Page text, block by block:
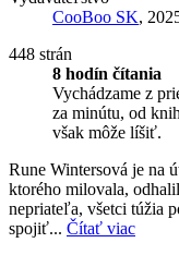
CooBoo SK,
448 strán
8 hodín čítania
Vychádzame z
za minútu, od
však môže líšiť.
Rune Wintersová je na
ktorého milovala,
nepriateľa, všetci túžia
spojiť... Čítať viac